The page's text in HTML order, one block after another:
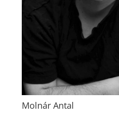
Molnár Antal